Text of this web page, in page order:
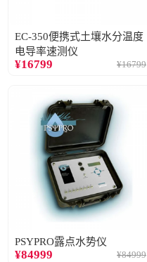
EC-350便携式土壤水分温度
电导率速测仪
¥16799 ¥16799
PSYPRO露点水势仪
¥84999 ¥84999